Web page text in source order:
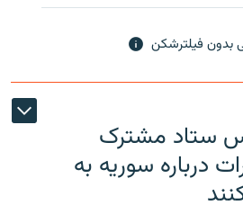
بدون فیلترشکن
ستاد مشترک
درباره سوریه به